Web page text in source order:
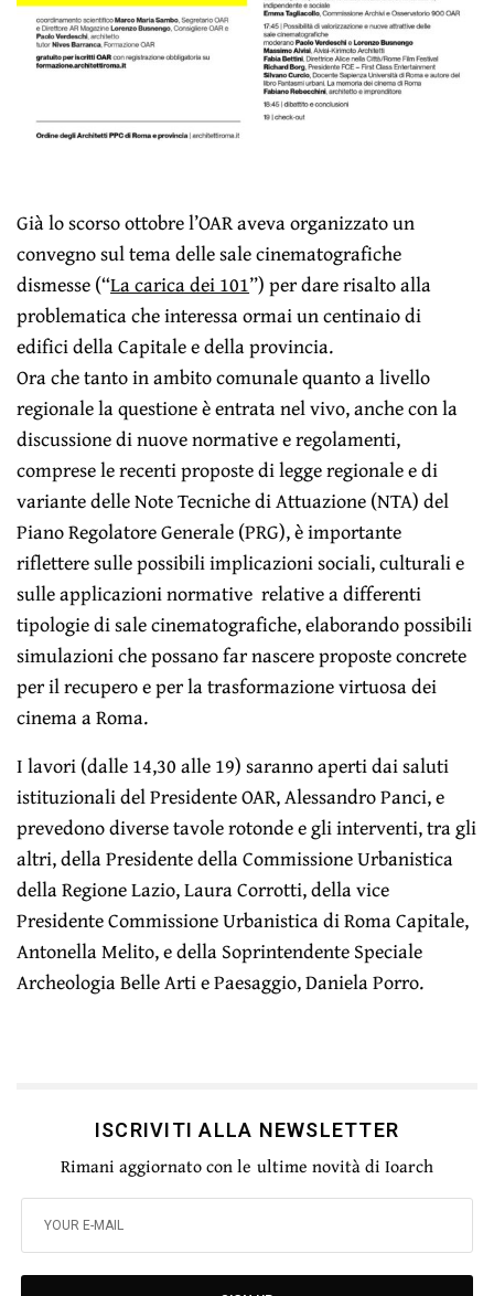
Già lo scorso ottobre l’OAR aveva organizzato un
convegno sul tema delle sale cinematografiche
dismesse (“La carica dei 101”) per dare risalto alla
problematica che interessa ormai un centinaio di
edifici della Capitale e della provincia.
Ora che tanto in ambito comunale quanto a livello
regionale la questione è entrata nel vivo, anche con la
discussione di nuove normative e regolamenti,
comprese le recenti proposte di legge regionale e di
variante delle Note Tecniche di Attuazione (NTA) del
Piano Regolatore Generale (PRG), è importante
riflettere sulle possibili implicazioni sociali, culturali e
sulle applicazioni normative relative a differenti
tipologie di sale cinematografiche, elaborando possibili
simulazioni che possano far nascere proposte concrete
per il recupero e per la trasformazione virtuosa dei
cinema a Roma.
I lavori (dalle 14,30 alle 19) saranno aperti dai saluti
istituzionali del Presidente OAR, Alessandro Panci, e
prevedono diverse tavole rotonde e gli interventi, tra gli
altri, della Presidente della Commissione Urbanistica
della Regione Lazio, Laura Corrotti, della vice
Presidente Commissione Urbanistica di Roma Capitale,
Antonella Melito, e della Soprintendente Speciale
Archeologia Belle Arti e Paesaggio, Daniela Porro.
ISCRIVITI ALLA NEWSLETTER
Rimani aggiornato con le ultime novità di Ioarch